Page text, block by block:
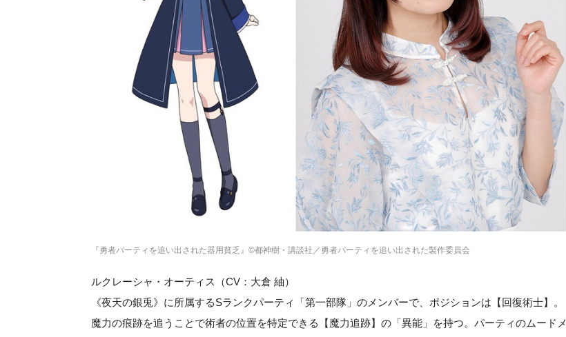
『勇者パーティを追い出された器用貧乏』©都神樹・講談社／勇者パーティを追い出された製作委員会
ルクレーシャ・オーティス（CV：大倉 紬）
《夜天の銀兎》に所属するSランクパーティ「第一部隊」のメンバーで、ポジションは【回復術士】。
魔力の痕跡を追うことで術者の位置を特定できる【魔力追跡】の「異能」を持つ。パーティのムードメ